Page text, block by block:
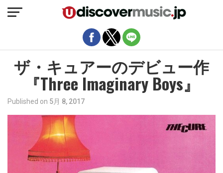
ザ・キュアーのデビュー作
『Three Imaginary Boys』
Published on 5月 8, 2017
モバイルバージョンを終了